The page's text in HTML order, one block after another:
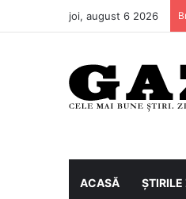
joi, august 6 2026
ACASĂ ȘTIRILE